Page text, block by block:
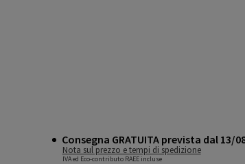
Consegna GRATUITA prevista dal 13/
Nota sul prezzo e tempi di spedizione
IVA ed Eco-contributo RAEE incluse